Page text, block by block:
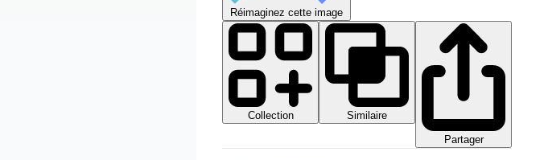
Réimaginez cette image
Collection
Similaire
Partager